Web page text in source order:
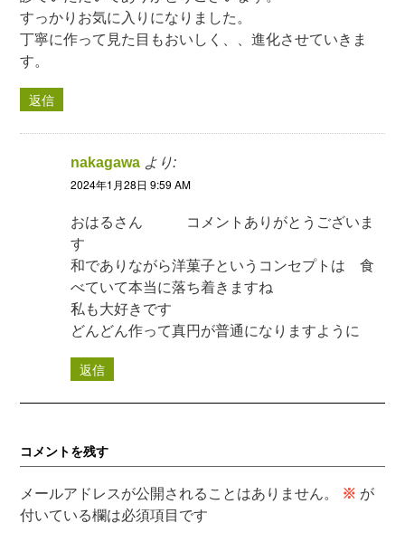
すっかりお気に入りになりました。
丁寧に作って見た目もおいしく、、進化させていきま
す。
返信
nakagawa より:
2024年1月28日 9:59 AM
おはるさん コメントありがとうございま
す
和でありながら洋菓子というコンセプトは 食
べていて本当に落ち着きますね
私も大好きです
どんどん作って真円が普通になりますように
返信
コメントを残す
メールアドレスが公開されることはありません。 ※ が
付いている欄は必須項目です